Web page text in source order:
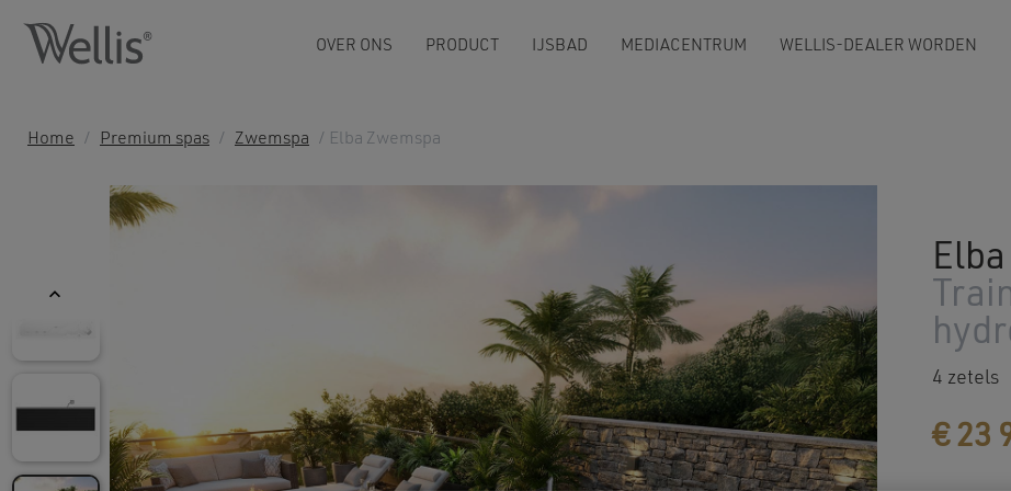
OVER ONS PRODUCT IJSBAD MEDIACENTRUM WELLIS-DEALER WORDEN
Home / Premium spas / Zwemspa / Elba Zwemspa
4 zetels
€23